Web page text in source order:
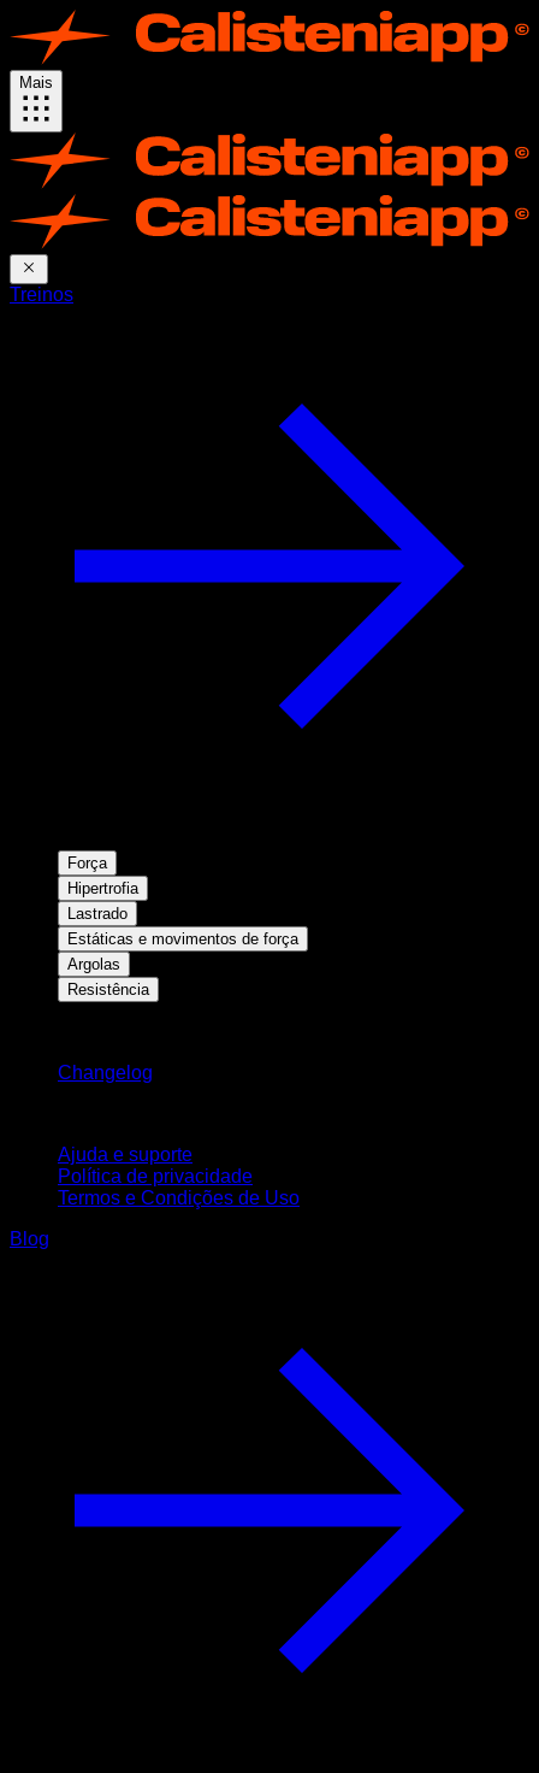
Mais
Treinos
Força
Hipertrofia
Lastrado
Estáticas e movimentos de força
Argolas
Resistência
Changelog
Ajuda e suporte
Política de privacidade
Termos e Condições de Uso
Blog